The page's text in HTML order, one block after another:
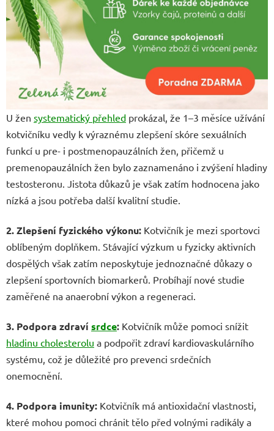
U žen systematický přehled prokázal, že 1–3 měsíce užívání
kotvičníku vedly k výraznému zlepšení skóre sexuálních
funkcí u pre- i postmenopauzálních žen, přičemž u
premenopauzálních žen bylo zaznamenáno i zvýšení hladiny
testosteronu. Jistota důkazů je však zatím hodnocena jako
nízká a jsou potřeba další kvalitní studie.
2. Zlepšení fyzického výkonu: Kotvičník je mezi sportovci
oblíbeným doplňkem. Stávající výzkum u fyzicky aktivních
dospělých však zatím neposkytuje jednoznačné důkazy o
zlepšení sportovních biomarkerů. Probíhají nové studie
zaměřené na anaerobní výkon a regeneraci.
3. Podpora zdraví srdce: Kotvičník může pomoci snížit
hladinu cholesterolu a podpořit zdraví kardiovaskulárního
systému, což je důležité pro prevenci srdečních
onemocnění.
4. Podpora imunity: Kotvičník má antioxidační vlastnosti,
které mohou pomoci chránit tělo před volnými radikály a